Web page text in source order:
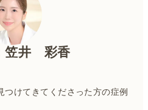
笠井 彩香
つけてきてくださった方の症例